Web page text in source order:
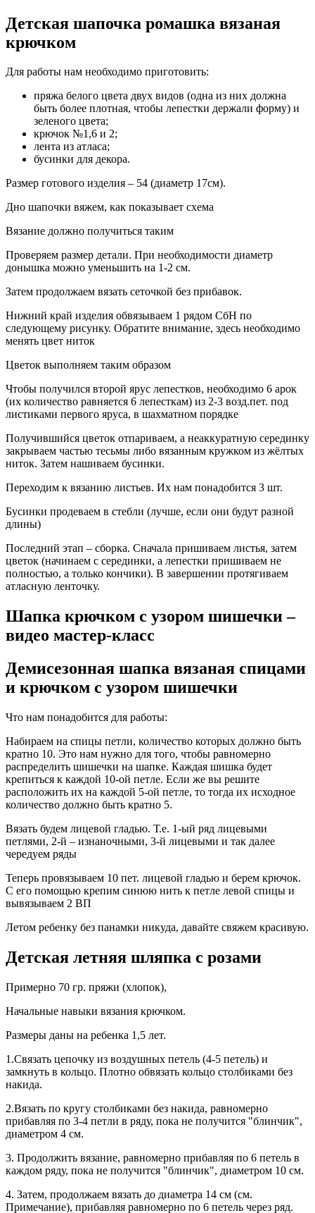
Детская шапочка ромашка вязаная
крючком
Для работы нам необходимо приготовить:
пряжа белого цвета двух видов (одна из них должна
быть более плотная, чтобы лепестки держали форму) и
зеленого цвета;
крючок №1,6 и 2;
лента из атласа;
бусинки для декора.
Размер готового изделия – 54 (диаметр 17см).
Дно шапочки вяжем, как показывает схема
Вязание должно получиться таким
Проверяем размер детали. При необходимости диаметр
донышка можно уменьшить на 1-2 см.
Затем продолжаем вязать сеточкой без прибавок.
Нижний край изделия обвязываем 1 рядом СбН по
следующему рисунку. Обратите внимание, здесь необходимо
менять цвет ниток
Цветок выполняем таким образом
Чтобы получился второй ярус лепестков, необходимо 6 арок
(их количество равняется 6 лепесткам) из 2-3 возд.пет. под
листиками первого яруса, в шахматном порядке
Получившийся цветок отпариваем, а неаккуратную серединку
закрываем частью тесьмы либо вязанным кружком из жёлтых
ниток. Затем нашиваем бусинки.
Переходим к вязанию листьев. Их нам понадобится 3 шт.
Бусинки продеваем в стебли (лучше, если они будут разной
длины)
Последний этап – сборка. Сначала пришиваем листья, затем
цветок (начинаем с серединки, а лепестки пришиваем не
полностью, а только кончики). В завершении протягиваем
атласную ленточку.
Шапка крючком с узором шишечки –
видео мастер-класс
Демисезонная шапка вязаная спицами
и крючком с узором шишечки
Что нам понадобится для работы:
Набираем на спицы петли, количество которых должно быть
кратно 10. Это нам нужно для того, чтобы равномерно
распределить шишечки на шапке. Каждая шишка будет
крепиться к каждой 10-ой петле. Если же вы решите
расположить их на каждой 5-ой петле, то тогда их исходное
количество должно быть кратно 5.
Вязать будем лицевой гладью. Т.е. 1-ый ряд лицевыми
петлями, 2-й – изнаночными, 3-й лицевыми и так далее
чередуем ряды
Теперь провязываем 10 пет. лицевой гладью и берем крючок.
С его помощью крепим синюю нить к петле левой спицы и
вывязываем 2 ВП
Летом ребенку без панамки никуда, давайте свяжем красивую.
Детская летняя шляпка с розами
Примерно 70 гр. пряжи (хлопок),
Начальные навыки вязания крючком.
Размеры даны на ребенка 1,5 лет.
1.Связать цепочку из воздушных петель (4-5 петель) и
замкнуть в кольцо. Плотно обвязать кольцо столбиками без
накида.
2.Вязать по кругу столбиками без накида, равномерно
прибавляя по 3-4 петли в ряду, пока не получится "блинчик",
диаметром 4 см.
3. Продолжить вязание, равномерно прибавляя по 6 петель в
каждом ряду, пока не получится "блинчик", диаметром 10 см.
4. Затем, продолжаем вязать до диаметра 14 см (см.
Примечание), прибавляя равномерно по 6 петель через ряд.